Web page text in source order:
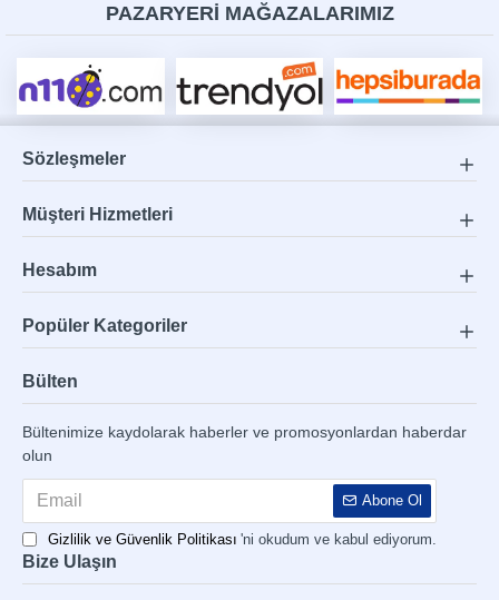
PAZARYERİ MAĞAZALARIMIZ
Sözleşmeler
Müşteri Hizmetleri
Hesabım
Popüler Kategoriler
Bülten
Bültenimize kaydolarak haberler ve promosyonlardan haberdar
olun
Abone Ol
Gizlilik ve Güvenlik Politikası 'ni okudum ve kabul ediyorum.
Bize Ulaşın